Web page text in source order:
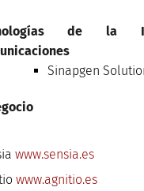
de la
Sinapgen
www.sensia.es
www.agnitio.es